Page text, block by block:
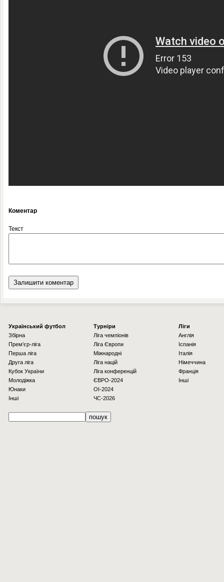
Коментар
Текст
Українcький футбол
Збірна
Прем'єр-ліга
Перша ліга
Друга ліга
Кубок України
Молодіжка
Юнаки
Інші
Турніри
Ліга чемпіонів
Ліга Європи
Міжнародні
Ліга націй
Ліга конференцій
ЄВРО-2024
OI-2024
ЧС-2026
Ліги
Англія
Іспанія
Італія
Німеччина
Франція
Інші